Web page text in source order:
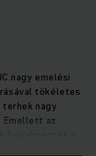
nagy emelési
tökéletes
terhek nagy
Emellett az